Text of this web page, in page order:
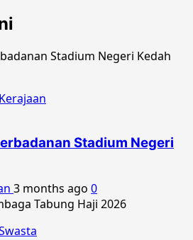
Stadium Negeri
3 months ago 0